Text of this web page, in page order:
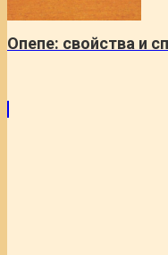
Опепе: свойства и